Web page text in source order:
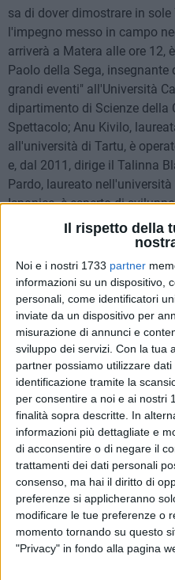
Il rispetto della
Noi e i nostri 1733 partner
informazioni su un dispositivo,
personali, come identificatori
inviate da un dispositivo per
misurazione di annunci e
sviluppo dei servizi. Con la tua
partner possiamo utilizzare
identificazione tramite la
per consentire a noi e ai nostri
finalità sopra descritte. In
informazioni più dettagliate e
di acconsentire o di negare il
trattamenti dei dati personali
consenso, ma hai il diritto di
preferenze si applicheranno
modificare le tue preferenze o
momento tornando su questo
"Privacy" in fondo alla pagina
sa di dover dimostrare in
l'impegno messo in campo
arriverà a Matera alle ore 12,
Paolo della Sega,
grandi eventi" all'Università
dipartimento di Scienze della
Spettacolo; Anu Kivilo,
all'università di Tartu, è
e, dal 2011, dirige il Talinna
Pardo, laureato
Ispanica, è esperto di
culturali e fondatore di un
tecnologie e al loro
competitività nel settore
Sylvain Pasqua, funzionario
Europea, sviluppa politiche
Generale Istruzione e
senior, lavoro presso il Punto
Programma Europa per i
Tutta la visita sarà seguita
community. L'hashtag per
presidente del Comitato
cittadini a raccontare la
seguire il racconto sulla
Nei giorni scorsi il sindaco
famiglia preoccupato di far
inviato una lettera a tutti i